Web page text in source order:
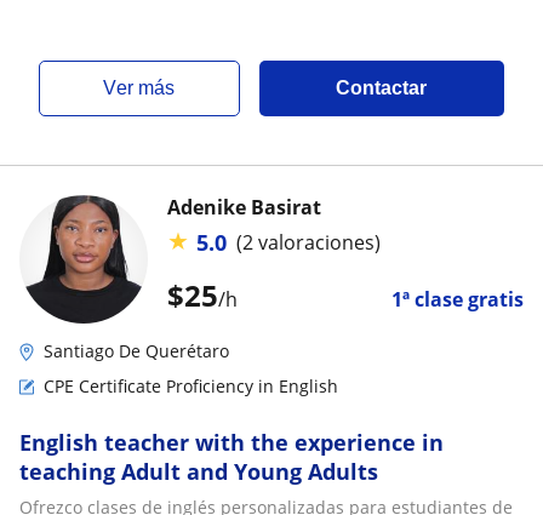
ver más Contactar
$25/h 1ª clase gratis
Adenike Basirat
★ 5.0 (2 valoraciones)
Santiago De Querétaro
CPE Certificate Proficiency in English
English teacher with the experience in
teaching Adult and Young Adults
Ofrezco clases de inglés personalizadas para estudiantes de